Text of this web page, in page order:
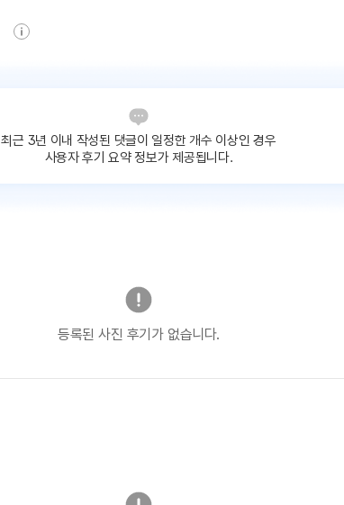
최근 3년 이내 작성된 댓글이 일정한 개수 이상인 경우
사용자 후기 요약 정보가 제공됩니다.
등록된 사진 후기가 없습니다.